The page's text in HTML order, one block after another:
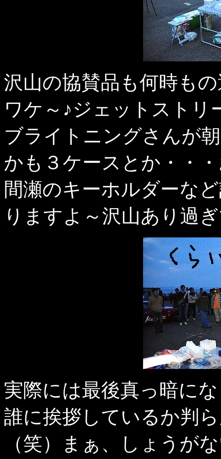
沢山の協賛品も何時も
ワケ～♪ジェットストリ
ブライトニングさんが
かも３ケースとか・・
間瀬のキーホルダーな
りますよ～沢山あり過
実際には最後真っ暗に
誰に挨拶しているか判
（笑）まぁ、しょうが